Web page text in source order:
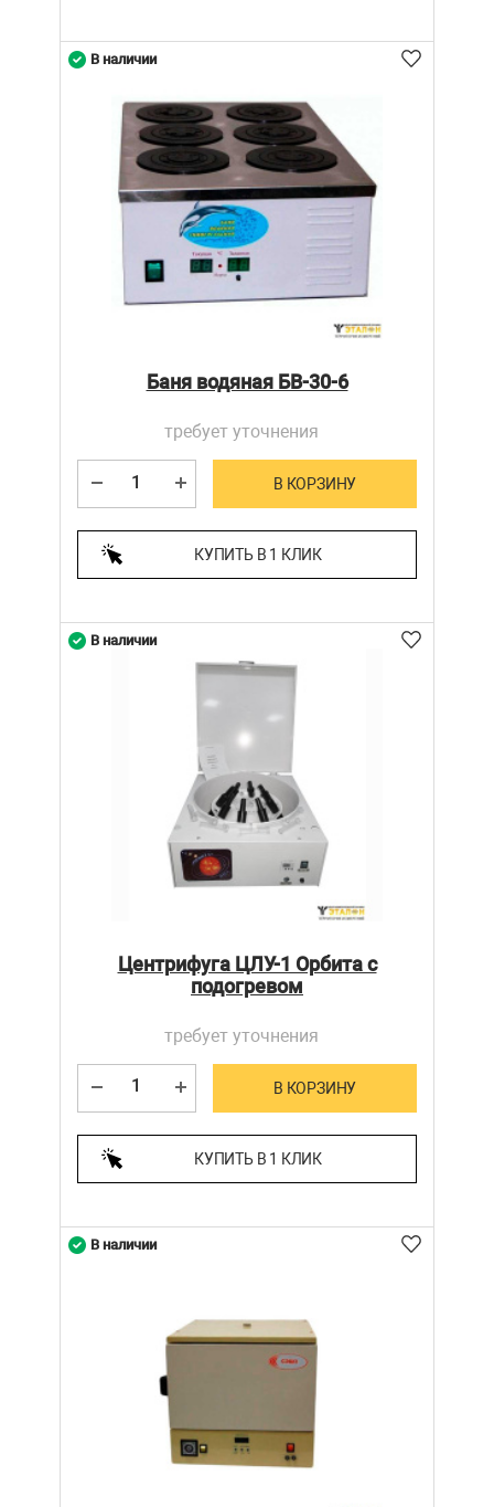
Баня водяная БВ-30-6
требует уточнения
В КОРЗИНУ
КУПИТЬ В 1 КЛИК
В наличии
Центрифуга ЦЛУ-1 Орбита с
подогревом
требует уточнения
В КОРЗИНУ
КУПИТЬ В 1 КЛИК
В наличии
В наличии